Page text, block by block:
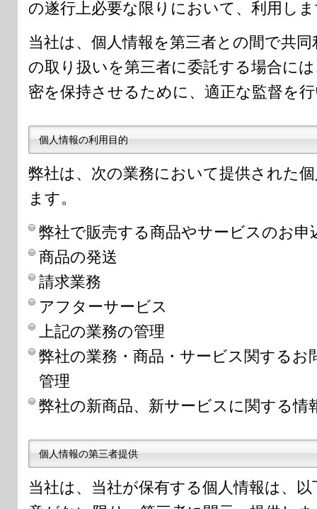
の遂行上必要な限りにおいて、利用し
当社は、個人情報を第三者との間で共
の取り扱いを第三者に委託する場合に
密を保持させるために、適正な監督を
個人情報の利用目的
弊社は、次の業務において提供された
ます。
弊社で販売する商品やサービスのお申
商品の発送
請求業務
アフターサービス
上記の業務の管理
弊社の業務・商品・サービス関するお
管理
弊社の新商品、新サービスに関する情
個人情報の第三者提供
当社は、当社が保有する個人情報は、